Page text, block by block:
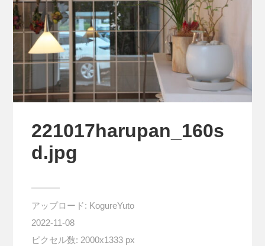
221017harupan_160s
d.jpg
アップロード: KogureYuto
2022-11-08
ピクセル数: 2000x1333 px